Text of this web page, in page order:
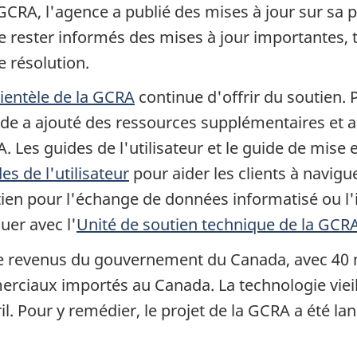
l'agence a publié des mises à jour sur sa
informés des mises à jour importantes,
résolution.
de la GCRA continue d'offrir du soutien.
a ajouté des ressources supplémentaires et
Les guides de l'utilisateur et le guide de mise
de l'utilisateur pour aider les clients à
pour l'échange de données informatisé ou
avec l'Unité de soutien technique de la
revenus du gouvernement du Canada, avec
importés au Canada. La technologie
Pour y remédier, le projet de la GCRA a été